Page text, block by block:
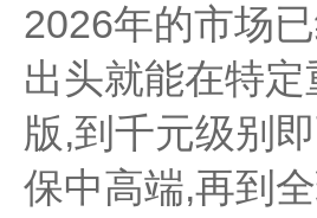
2026年的市场
出头就能在特
版,到千元级别
保中高端,再到